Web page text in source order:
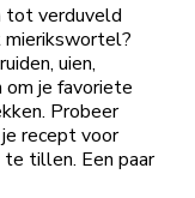
tot verduveld
mierikswortel?
uien,
je favoriete
Probeer
recept voor
te tillen. Een paar